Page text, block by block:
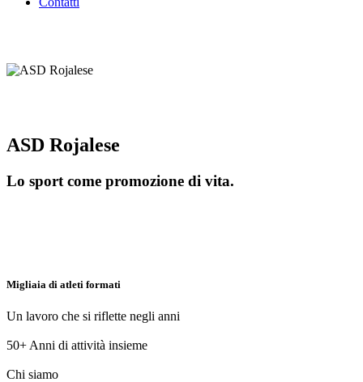
ASD Rojalese
Lo sport come promozione di vita.
Migliaia di atleti formati
Un lavoro che si riflette negli anni
50+ Anni di attività insieme
Chi siamo